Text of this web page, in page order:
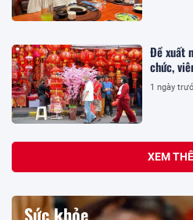
Đề xuất
chức,
1 ngày
XEM
Sức khỏe